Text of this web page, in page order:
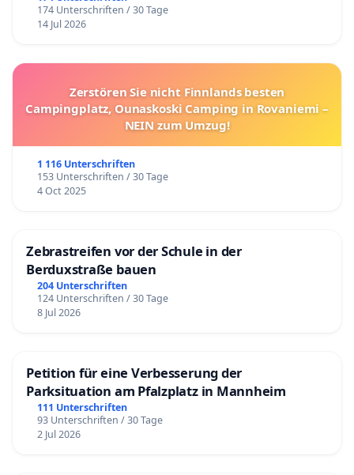
174 Unterschriften / 30 Tage
14 Jul 2026
Zerstören Sie nicht Finnlands besten
Campingplatz, Ounaskoski Camping in Rovaniemi –
NEIN zum Umzug!
1 116 Unterschriften
153 Unterschriften / 30 Tage
4 Oct 2025
Zebrastreifen vor der Schule in der
Berduxstraße bauen
204 Unterschriften
124 Unterschriften / 30 Tage
8 Jul 2026
Petition für eine Verbesserung der
Parksituation am Pfalzplatz in Mannheim
111 Unterschriften
93 Unterschriften / 30 Tage
2 Jul 2026